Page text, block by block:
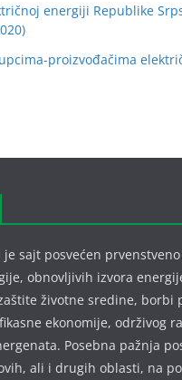
energiji Republike
proizvođačima
je sajt posvećen
obnovljivih izvora
životne sredine, borbi
ekonomije, održivog
Posebna pažnja
ali i drugih oblasti, na